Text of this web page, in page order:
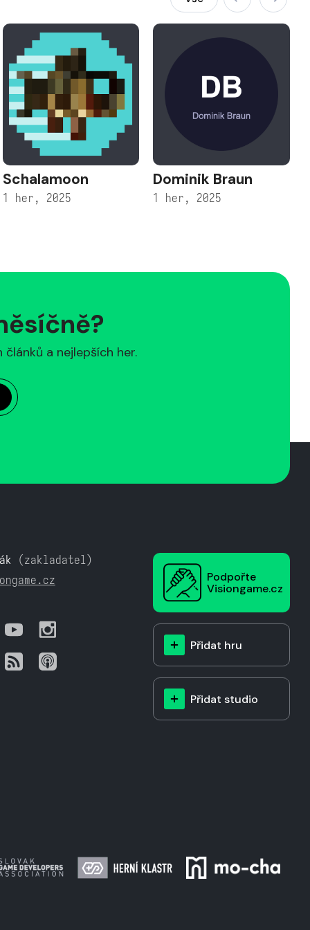
Schalamoon
1 her, 2025
Dominik Braun
1 her, 2025
a nejlepších her.
(zakladatel)
Podpořte
Visiongame.cz
Přidat hru
Přidat studio